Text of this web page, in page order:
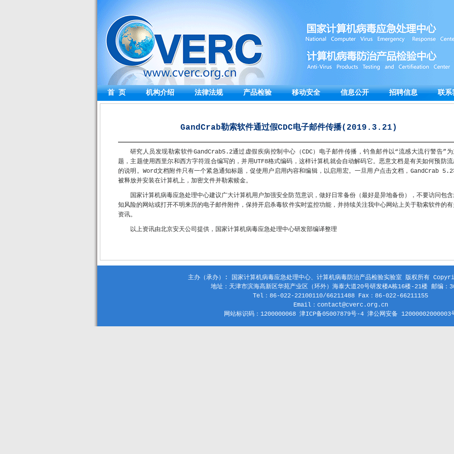
首 页 机构介绍 法律法规 产品检验 移动安全 信息公开 招聘信息 联系
GandCrab勒索软件通过假CDC电子邮件传播(2019.3.21)
研究人员发现勒索软件GandCrab5.2通过虚假疾病控制中心（CDC）电子邮件传播，钓鱼邮件以“流感大流行警告”为
题，主题使用西里尔和西方字符混合编写的，并用UTF8格式编码，这样计算机就会自动解码它。恶意文档是有关如何预防流
的说明。Word文档附件只有一个紧急通知标题，促使用户启用内容和编辑，以启用宏。一旦用户点击文档，GandCrab 5.2
被释放并安装在计算机上，加密文件并勒索赎金。
国家计算机病毒应急处理中心建议广大计算机用户加强安全防范意识，做好日常备份（最好是异地备份），不要访问包
知风险的网站或打开不明来历的电子邮件附件，保持开启杀毒软件实时监控功能，并持续关注我中心网站上关于勒索软件的
资讯。
以上资讯由北京安天公司提供，国家计算机病毒应急处理中心研发部编译整理
主办（承办）: 国家计算机病毒应急处理中心、计算机病毒防治产品检验实验室 版权所有
地址：天津市滨海高新区华苑产业区（环外）海泰大道20号研发楼A栋16楼-21楼 邮编：
Tel：86-022-22100110/66211488 Fax：86-022-66211155
Email：contact@cverc.org.cn
网站标识码：1200000068 津ICP备05007879号-4 津公网安备 12000002000003